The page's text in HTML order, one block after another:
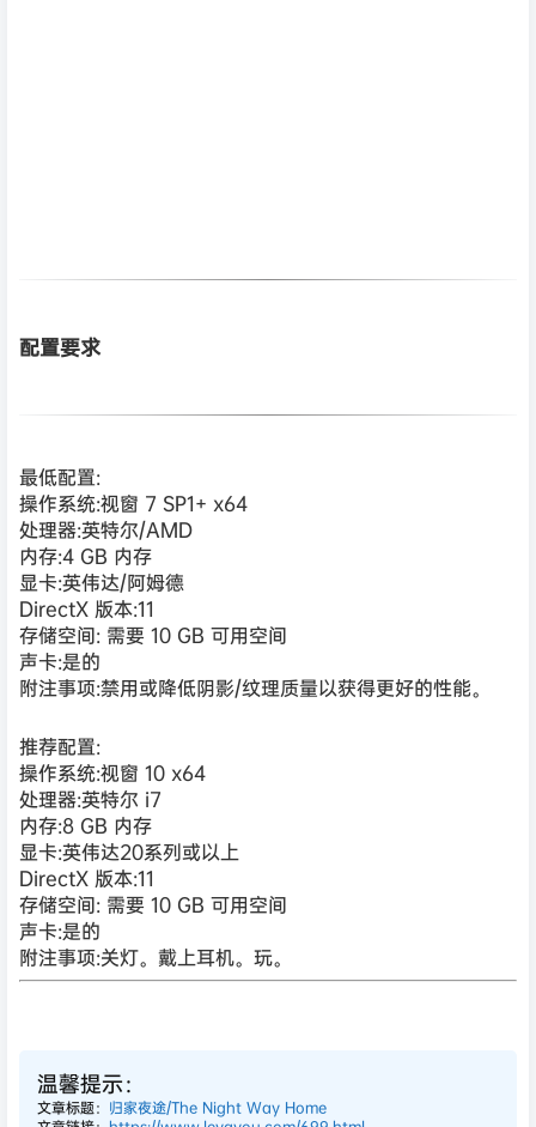
配置要求
最低配置:
操作系统:视窗 7 SP1+ x64
处理器:英特尔/AMD
内存:4 GB 内存
显卡:英伟达/阿姆德
DirectX 版本:11
存储空间: 需要 10 GB 可用空间
声卡:是的
附注事项:禁用或降低阴影/纹理质量以获得更好的性能。
推荐配置:
操作系统:视窗 10 x64
处理器:英特尔 i7
内存:8 GB 内存
显卡:英伟达20系列或以上
DirectX 版本:11
存储空间: 需要 10 GB 可用空间
声卡:是的
附注事项:关灯。戴上耳机。玩。
温馨提示：
文章标题： 归家夜途/The Night Way Home